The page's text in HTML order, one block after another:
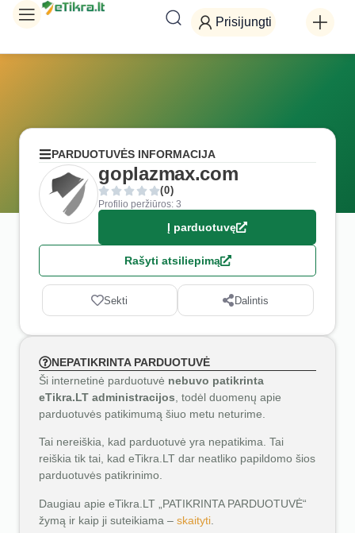
Prisijungti
PARDUOTUVĖS INFORMACIJA
goplazmax.com
(0)
Profilio peržiūros: 3
Į parduotuvę
Rašyti atsiliepimą
Sekti Dalintis
NEPATIKRINTA PARDUOTUVĖ
Ši internetinė parduotuvė nebuvo patikrinta
eTikra.LT administracijos , todėl duomenų apie
parduotuvės patikimumą šiuo metu neturime.
Tai nereiškia, kad parduotuvė yra nepatikima. Tai
reiškia tik tai, kad eTikra.LT dar neatliko papildomo šios
parduotuvės patikrinimo.
Daugiau apie eTikra.LT „PATIKRINTA PARDUOTUVĖ“
žymą ir kaip ji suteikiama – skaityti